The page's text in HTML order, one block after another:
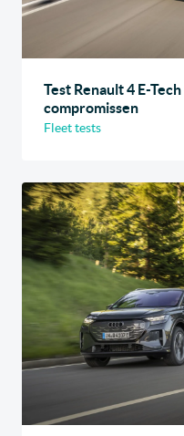
Test Renault 4 E-
compromissen
Fleet tests